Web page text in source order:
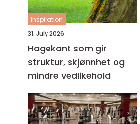
inspiration
31. July 2026
Hagekant som gir
struktur, skjønnhet og
mindre vedlikehold